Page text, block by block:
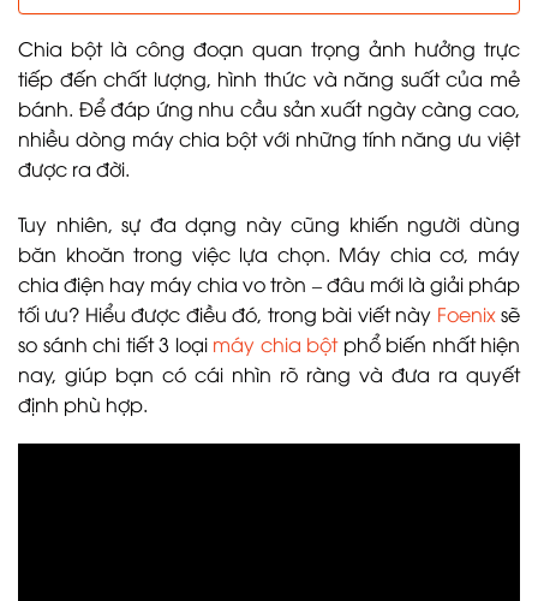
Chia bột là công đoạn quan trọng ảnh hưởng trực
tiếp đến chất lượng, hình thức và năng suất của mẻ
bánh. Để đáp ứng nhu cầu sản xuất ngày càng cao,
nhiều dòng máy chia bột với những tính năng ưu việt
được ra đời.
Tuy nhiên, sự đa dạng này cũng khiến người dùng
băn khoăn trong việc lựa chọn. Máy chia cơ, máy
chia điện hay máy chia vo tròn – đâu mới là giải pháp
tối ưu? Hiểu được điều đó, trong bài viết này Foenixsẽ
so sánh chi tiết 3 loại máy chia bộtphổ biến nhất hiện
nay, giúp bạn có cái nhìn rõ ràng và đưa ra quyết
định phù hợp.